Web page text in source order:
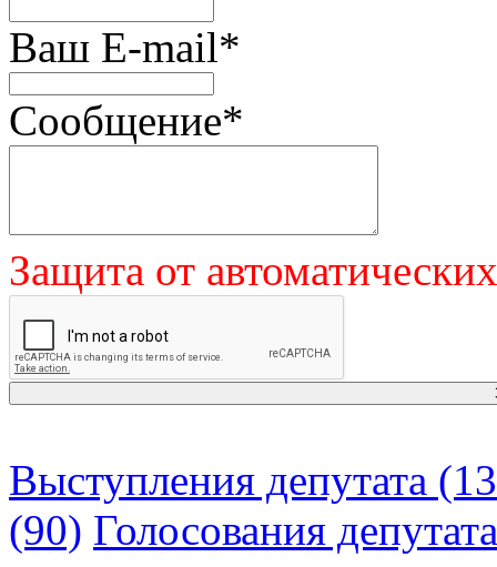
Ваш E-mail*
Сообщение*
Защита от
Выступления депутата
(90) Голосования депутата